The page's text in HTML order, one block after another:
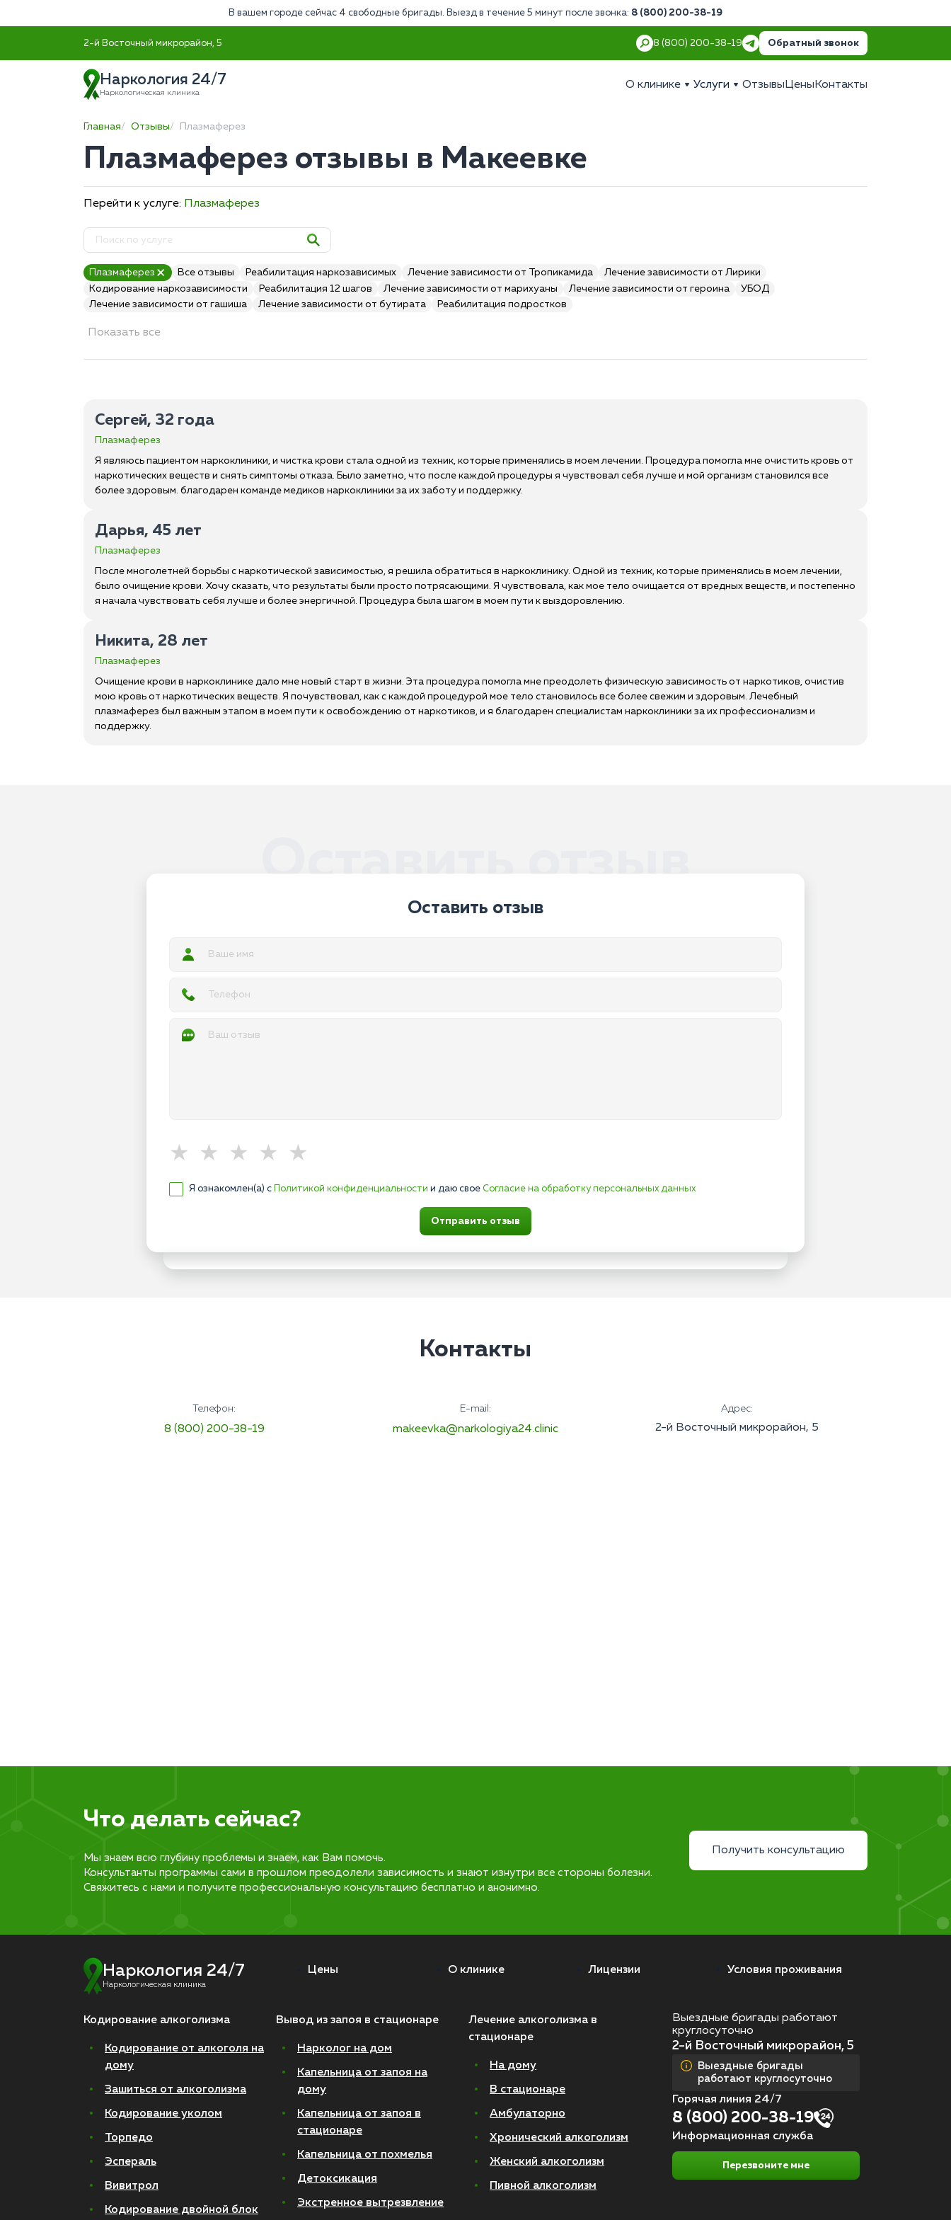
В вашем городе сейчас 4 свободные бригады. Выезд в течение 5 минут после звонка: 8 (800) 200-38-19
2-й Восточный микрорайон, 5 8 (800) 200-38-19 Обратный звонок
Наркология 24/7
Наркологическая клиника
О клинике Услуги Отзывы Цены Контакты
Главная Отзывы Плазмаферез
Плазмаферез отзывы в Макеевке
Перейти к услуге: Плазмаферез
Плазмаферез Все отзывы Реабилитация наркозависимых Лечение зависимости от Тропикамида
Лечение зависимости от Лирики
Кодирование наркозависимости
Реабилитация 12 шагов Лечение зависимости от марихуаны Лечение зависимости от героина
УБОД
Лечение зависимости от гашиша
Лечение зависимости от бутирата Реабилитация подростков
Показать все
Сергей, 32 года
Плазмаферез
Я являюсь пациентом наркоклиники, и чистка крови стала одной из техник, которые применялись в моем лечении. Процедура помогла мне очистить кровь от
наркотических веществ и снять симптомы отказа. Было заметно, что после каждой процедуры я чувствовал себя лучше и мой организм становился все
более здоровым. благодарен команде медиков наркоклиники за их заботу и поддержку.
Дарья, 45 лет
Плазмаферез
После многолетней борьбы с наркотической зависимостью, я решила обратиться в наркоклинику. Одной из техник, которые применялись в моем лечении,
было очищение крови. Хочу сказать, что результаты были просто потрясающими. Я чувствовала, как мое тело очищается от вредных веществ, и постепенно
я начала чувствовать себя лучше и более энергичной. Процедура была шагом в моем пути к выздоровлению.
Никита, 28 лет
Плазмаферез
Очищение крови в наркоклинике дало мне новый старт в жизни. Эта процедура помогла мне преодолеть физическую зависимость от наркотиков, очистив
мою кровь от наркотических веществ. Я почувствовал, как с каждой процедурой мое тело становилось все более свежим и здоровым. Лечебный
плазмаферез был важным этапом в моем пути к освобождению от наркотиков, и я благодарен специалистам наркоклиники за их профессионализм и
поддержку.
Оставить отзыв
Оставить отзыв
Я ознакомлен(а) с Политикой конфиденциальности и даю свое Согласие на обработку персональных данных
Отправить отзыв
Контакты
Телефон:
8 (800) 200-38-19
E-mail:
makeevka@narkologiya24.clinic
Адрес:
2-й Восточный микрорайон, 5
Что делать сейчас?
Мы знаем всю глубину проблемы и знаем, как Вам помочь.
Консультанты программы сами в прошлом преодолели зависимость и знают изнутри все стороны болезни.
Свяжитесь с нами и получите профессиональную консультацию бесплатно и анонимно.
Получить консультацию
Наркология 24/7
Наркологическая клиника
Цены О клинике Лицензии Условия проживания
Кодирование алкоголизма
Кодирование от алкоголя на
дому
Зашиться от алкоголизма
Кодирование уколом
Торпедо
Эспераль
Вивитрол
Кодирование двойной блок
Вывод из запоя в стационаре
Нарколог на дом
Капельница от запоя на
дому
Капельница от запоя в
стационаре
Капельница от похмелья
Детоксикация
Экстренное вытрезвление
Лечение алкоголизма в
стационаре
На дому
В стационаре
Амбулаторно
Хронический алкоголизм
Женский алкоголизм
Пивной алкоголизм
Выездные бригады работают
круглосуточно
2-й Восточный микрорайон, 5
Выездные бригады
работают круглосуточно
Горячая линия 24/7
8 (800) 200-38-19
Информационная служба
Перезвоните мне